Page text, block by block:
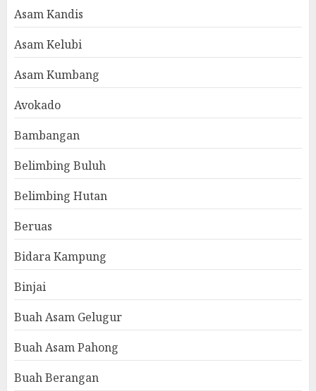
Asam Kandis
Asam Kelubi
Asam Kumbang
Avokado
Bambangan
Belimbing Buluh
Belimbing Hutan
Beruas
Bidara Kampung
Binjai
Buah Asam Gelugur
Buah Asam Pahong
Buah Berangan